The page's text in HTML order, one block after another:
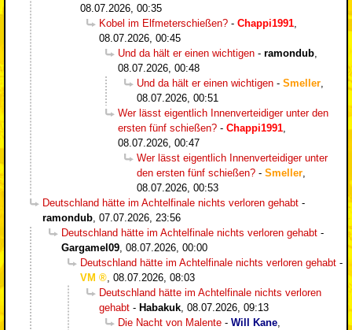
08.07.2026, 00:35
Kobel im Elfmeterschießen? - Chappi1991
08.07.2026, 00:45
Und da hält er einen wichtigen - ramondub
08.07.2026, 00:48
Und da hält er einen wichtigen - Smeller
08.07.2026, 00:51
Wer lässt eigentlich Innenverteidiger unter den
ersten fünf schießen? - Chappi1991
08.07.2026, 00:47
Wer lässt eigentlich Innenverteidiger unter
den ersten fünf schießen? - Smeller
08.07.2026, 00:53
Deutschland hätte im Achtelfinale nichts verloren gehabt -
ramondub 07.07.2026, 23:56
Deutschland hätte im Achtelfinale nichts verloren gehabt -
Gargamel09 08.07.2026, 00:00
Deutschland hätte im Achtelfinale nichts verloren gehabt -
VM
08.07.2026, 08:03
Deutschland hätte im Achtelfinale nichts verloren
gehabt - Habakuk 08.07.2026, 09:13
Die Nacht von Malente - Will Kane